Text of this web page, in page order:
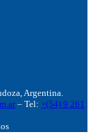
Argentina.
– Tel: +(54) 9 261